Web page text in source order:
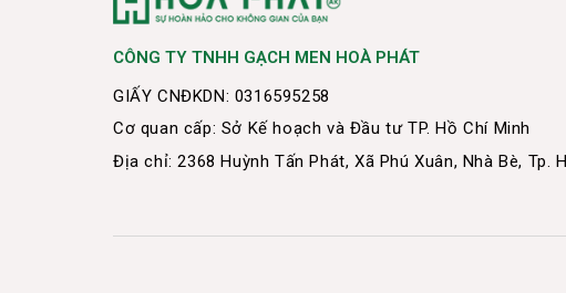
CÔNG TY TNHH GẠCH MEN HOÀ PHÁT
GIẤY CNĐKDN: 0316595258
Cơ quan cấp: Sở Kế hoạch và Đầu tư TP. Hồ Chí Minh
Địa chỉ: 2368 Huỳnh Tấn Phát, Xã Phú Xuân, Nhà Bè, Tp.